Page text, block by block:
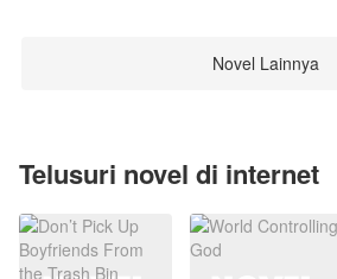
Novel Lainnya
Telusuri novel di internet